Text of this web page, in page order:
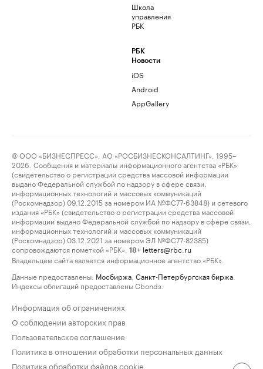
Школа
управления
РБК
РБК
Новости
iOS
Android
AppGallery
© ООО «БИЗНЕСПРЕСС», АО «РОСБИЗНЕСКОНСАЛТИНГ», 1995–
2026. Сообщения и материалы информационного агентства «РБК»
(свидетельство о регистрации средства массовой информации
выдано Федеральной службой по надзору в сфере связи,
информационных технологий и массовых коммуникаций
(Роскомнадзор) 09.12.2015 за номером ИА №ФС77-63848) и сетевого
издания «РБК» (свидетельство о регистрации средства массовой
информации выдано Федеральной службой по надзору в сфере связи,
информационных технологий и массовых коммуникаций
(Роскомнадзор) 03.12.2021 за номером ЭЛ №ФС77-82385)
сопровождаются пометкой «РБК».
18+ letters@rbc.ru
Владельцем сайта является информационное агентство «РБК».
Данные предоставлены: Мосбиржа Санкт-Петербургская биржа
Индексы облигаций предоставлены Cbonds.
Информация об ограничениях
О соблюдении авторских прав
Пользовательское соглашение
Политика в отношении обработки персональных данных
Политика обработки файлов cookie